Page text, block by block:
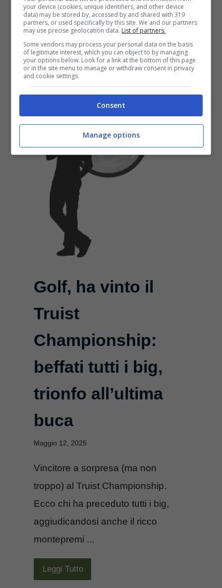
grandissimo favorito. Manca
sempre meno ...
Leggi Tutto
Golf, ha vinto il
Truist
Championship:
beffati tutti i big,
trionfo all’ultima
buca
Maggio 12, 2025
Vincitore a sorpresa (ma non
troppo) al Truist Championship.
Ecco chi ha preceduto tutti i big,
aggiudicandosi anche il ricco
montepremi ...
Leggi Tutto
your device (cookies, unique identifiers, and other device
data) may be stored by, accessed by and shared with 319
partners, or used specifically by this site. We and our partners
may use precise geolocation data. List of partners.
Some vendors may process your personal data on the basis
of legitimate interest, which you can object to by managing
your options below. Look for a link at the bottom of this page
or in the site menu to manage or withdraw consent in privacy
and cookie settings.
Consent
Manage options